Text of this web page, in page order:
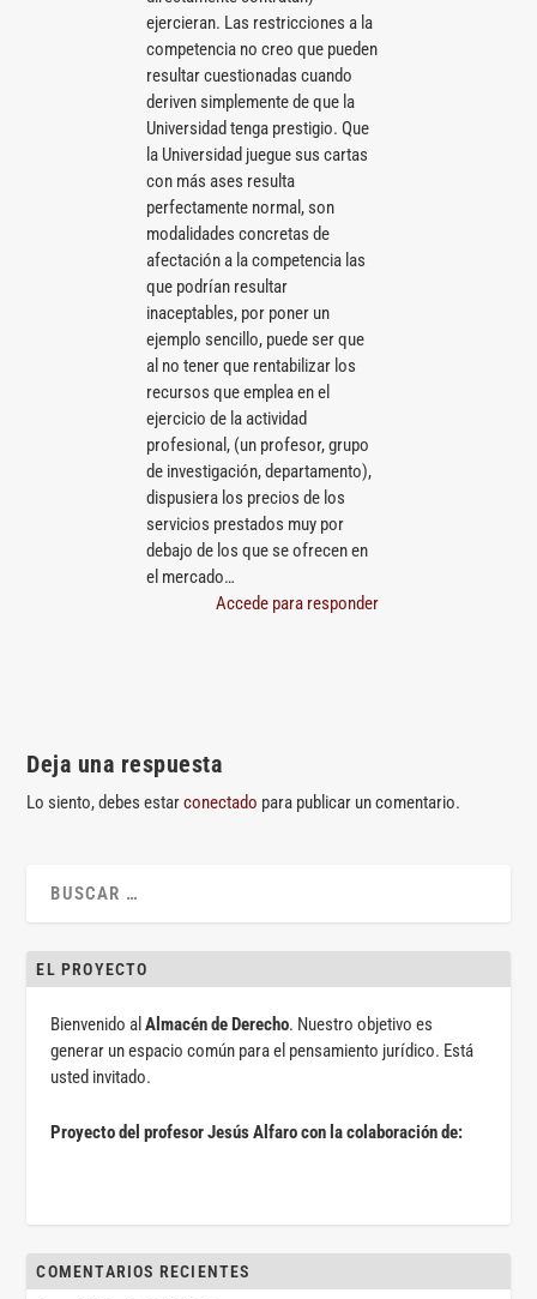
ejercieran. Las restricciones a la
competencia no creo que pueden
resultar cuestionadas cuando
deriven simplemente de que la
Universidad tenga prestigio. Que
la Universidad juegue sus cartas
con más ases resulta
perfectamente normal, son
modalidades concretas de
afectación a la competencia las
que podrían resultar
inaceptables, por poner un
ejemplo sencillo, puede ser que
al no tener que rentabilizar los
recursos que emplea en el
ejercicio de la actividad
profesional, (un profesor, grupo
de investigación, departamento),
dispusiera los precios de los
servicios prestados muy por
debajo de los que se ofrecen en
el mercado…
Accede para responder
Deja una respuesta
Lo siento, debes estarconectado para publicar un comentario.
EL PROYECTO
Bienvenido alAlmacén de Derecho. Nuestro objetivo es
generar un espacio común para el pensamiento jurídico. Está
usted invitado.
Proyecto del profesor Jesús Alfaro con la colaboración de:
COMENTARIOS RECIENTES